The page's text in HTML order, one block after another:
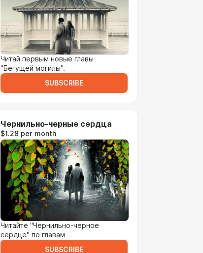
Читай первым новые главы
"Бегущей могилы".
SUBSCRIBE
Чернильно-черные сердца
$1.28 per month
Читайте "Чернильно-черное
сердце" по главам
SUBSCRIBE